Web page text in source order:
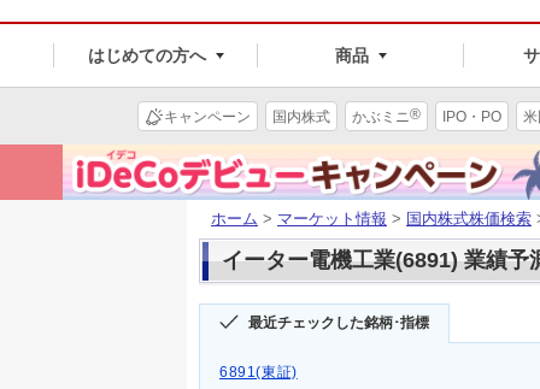
はじめての方へ 商品
キャンペーン 国内株式 かぶミニ® IPO・PO
ホーム > マーケット情報 > 国内株式株価検索
イーター電機工業(6891) 業績予
最近チェックした銘柄･指標
6891(東証)